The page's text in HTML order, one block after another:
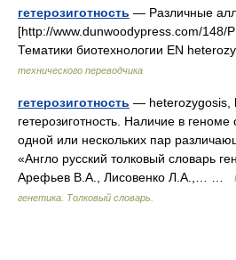
гетерозиготность — Различные
[http://www.dunwoodypress.com/148/
Тематики биотехнологии EN
технического переводчика
гетерозиготность — heterozygosis,
гетерозиготность. Наличие в
одной или нескольких пар
«Англо русский толковый словарь
Арефьев В.А., Лисовенко Л.А.,… …
генетика. Толковый словарь.